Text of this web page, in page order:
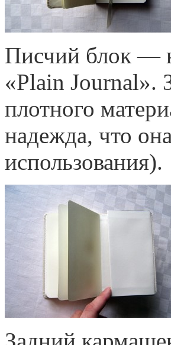
Писчий блок —
«Plain Journal».
плотного
надежда, что
использования).